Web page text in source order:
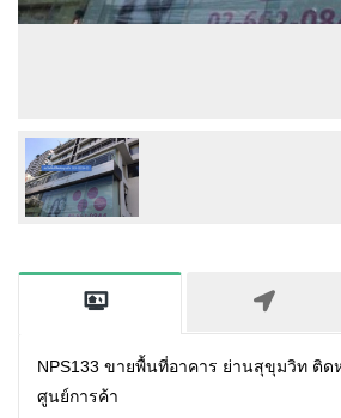
NPS133 ขายพื้นที่อาคาร ย่านสุขุมวิท ติ
ศูนย์การค้า